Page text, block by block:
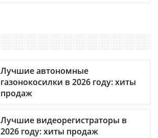
Лучшие автономные
газонокосилки в 2026 году: хиты
продаж
Лучшие видеорегистраторы в
2026 году: хиты продаж